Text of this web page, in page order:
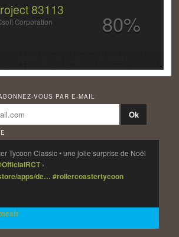
83113
Corporation 80%
VOUS PAR E-MAIL
Tycoon Classic • une jolie surprise de Noël
›
apps/de… #rollercoastertycoon